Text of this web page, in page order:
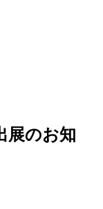
展のお知